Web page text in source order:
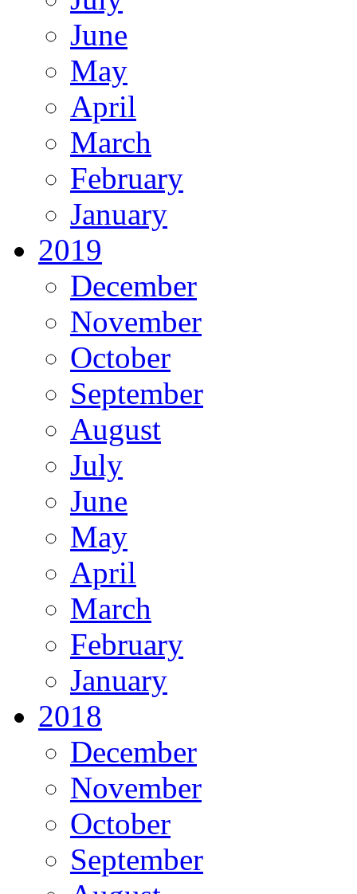
June
May
April
March
February
January
2019
December
November
October
September
August
July
June
May
April
March
February
January
2018
December
November
October
September